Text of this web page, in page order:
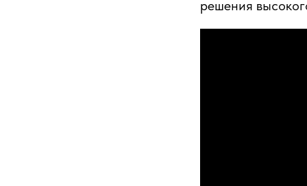
решения